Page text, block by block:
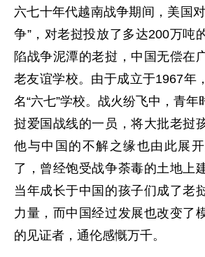
六七十年代越南战争期间，美国
争”，对老挝投放了多达200万吨
陷战争泥潭的老挝，中国无偿在
老友谊学校。由于成立于1967年
名“六七”学校。战火纷飞中，青
挝爱国战线的一员，将大批老挝
他与中国的不解之缘也由此展
了，曾经饱受战争荼毒的土地上
当年成长于中国的孩子们成了老
力量，而中国经过发展也改变了
的见证者，通伦感慨万千。